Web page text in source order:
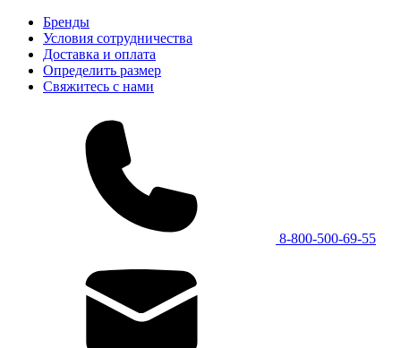
Бренды
Условия сотрудничества
Доставка и оплата
Определить размер
Свяжитесь с нами
8-800-500-69-55